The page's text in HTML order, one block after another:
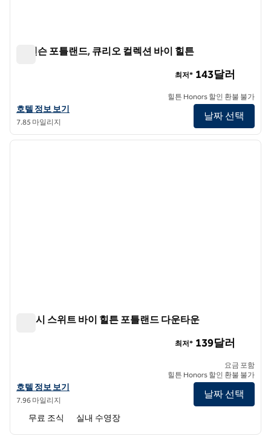
더 벤슨 포틀랜드, 큐리오 컬렉션 바이 힐튼
더 벤슨 포틀랜드, 큐리오 컬렉션 바이 힐튼의 호텔 정보 보기
호텔 정보 보기
7.85 마일리지
최저* 143달러
힐튼 Honors 할인 환불 불가
날짜 선택
1/12
1/12
다음
엠버시 스위트 바이 힐튼 포틀랜드 다운타운
앰버시 스위트 바이 힐튼 포틀랜드 다운타운의 호텔 정보 보기
호텔 정보 보기
7.96 마일리지
최저* 139달러
요금 포함
힐튼 Honors 할인 환불 불가
날짜 선택
무료 조식 실내 수영장